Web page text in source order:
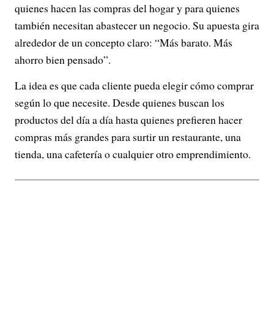
quienes hacen las compras del hogar y para quienes
también necesitan abastecer un negocio. Su apuesta gira
alrededor de un concepto claro: “Más barato. Más
ahorro bien pensado”.
La idea es que cada cliente pueda elegir cómo comprar
según lo que necesite. Desde quienes buscan los
productos del día a día hasta quienes prefieren hacer
compras más grandes para surtir un restaurante, una
tienda, una cafetería o cualquier otro emprendimiento.